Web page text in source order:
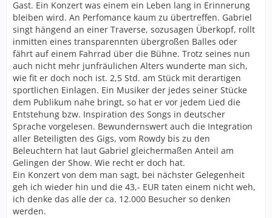
Gast. Ein Konzert was einem ein Leben lang in Erinnerung
bleiben wird. An Perfomance kaum zu übertreffen. Gabriel
singt hängend an einer Traverse, sozusagen Überkopf, rollt
inmitten eines transparennten übergroßen Balles oder
fährt auf einem Fahrrad über die Bühne. Trotz seines nun
auch nicht mehr junfräulichen Alters wunderte man sich,
wie fit er doch noch ist. 2,5 Std. am Stück mit derartigen
sportlichen Einlagen. Ein Musiker der jedes seiner Stücke
dem Publikum nahe bringt, so hat er vor jedem Lied die
Entstehung bzw. Inspiration des Songs in deutscher
Sprache vorgelesen. Bewundernswert auch die Integration
aller Beteiligten des Gigs, vom Rowdy bis zu den
Beleuchtern hat laut Gabriel gleichermaßen Anteil am
Gelingen der Show. Wie recht er doch hat.
Ein Konzert von dem man sagt, bei nächster Gelegenheit
geh ich wieder hin und die 43,- EUR taten einem nicht weh,
ich denke das alle der ca. 12.000 Besucher so denken
werden.